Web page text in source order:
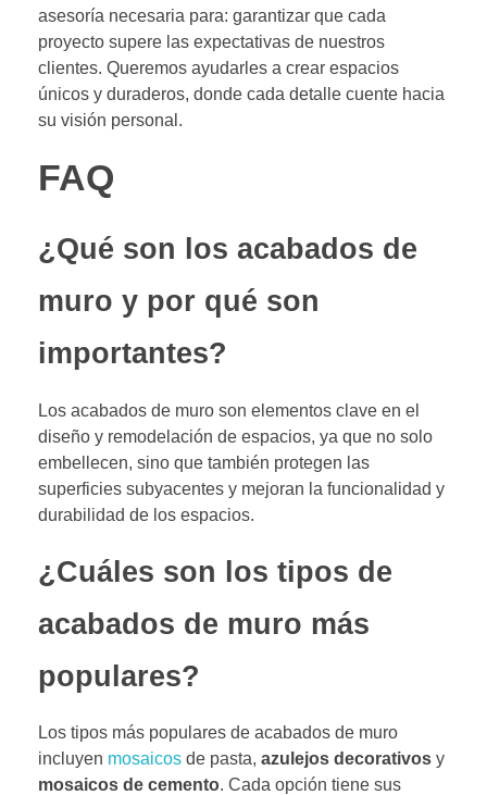
asesoría necesaria para: garantizar que cada
proyecto supere las expectativas de nuestros
clientes. Queremos ayudarles a crear espacios
únicos y duraderos, donde cada detalle cuente hacia
su visión personal.
FAQ
¿Qué son los acabados de
muro y por qué son
importantes?
Los acabados de muro son elementos clave en el
diseño y remodelación de espacios, ya que no solo
embellecen, sino que también protegen las
superficies subyacentes y mejoran la funcionalidad y
durabilidad de los espacios.
¿Cuáles son los tipos de
acabados de muro más
populares?
Los tipos más populares de acabados de muro
incluyen mosaicos de pasta, azulejos decorativos y
mosaicos de cemento. Cada opción tiene sus